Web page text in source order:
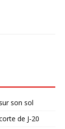
son sol
de J-20